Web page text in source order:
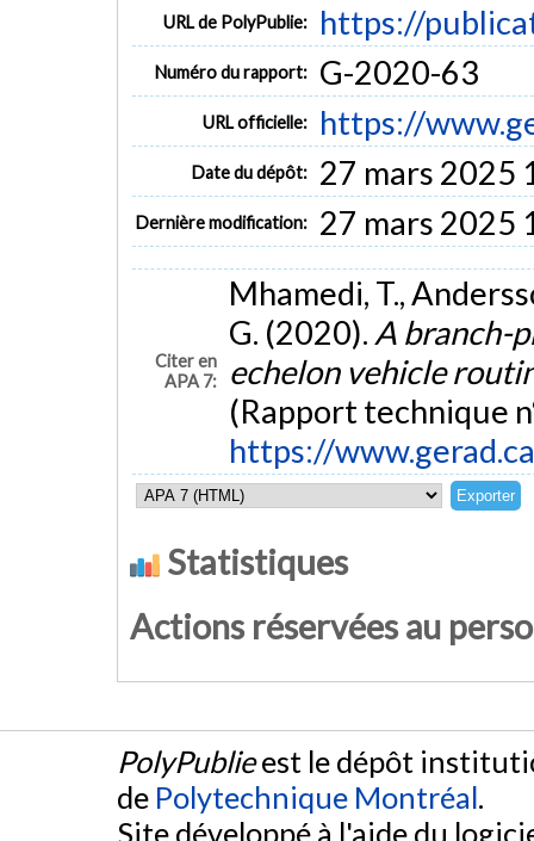
URL de PolyPublie: https://
Numéro du rapport: G-2020-63
URL officielle: https://
Date du dépôt: 27 mars 2025
Dernière modification: 27 mars 2025
Citer en
APA 7:
Mhamedi, T.,
G. (2020). A branch-
echelon vehicle
(Rapport technique
https://
Statistiques
Actions réservées au
PolyPublieest le dépôt
de Polytechnique Montréal.
Site développé à l'aide du